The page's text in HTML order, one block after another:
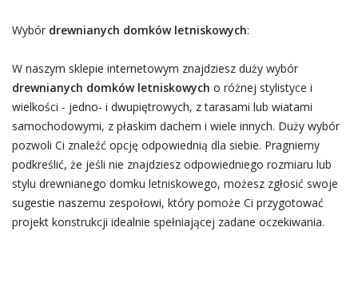
Wybór drewnianych domków letniskowych:
W naszym sklepie internetowym znajdziesz duży wybór
drewnianych domków letniskowych o różnej stylistyce i
wielkości - jedno- i dwupiętrowych, z tarasami lub wiatami
samochodowymi, z płaskim dachem i wiele innych. Duży wybór
pozwoli Ci znaleźć opcję odpowiednią dla siebie. Pragniemy
podkreślić, że jeśli nie znajdziesz odpowiedniego rozmiaru lub
stylu drewnianego domku letniskowego, możesz zgłosić swoje
sugestie naszemu zespołowi, który pomoże Ci przygotować
projekt konstrukcji idealnie spełniającej zadane oczekiwania.